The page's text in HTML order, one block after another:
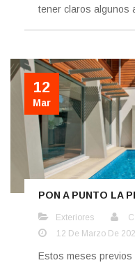
tener claros algunos
12
Mar
PON A PUNTO LA
Exteriores
12 De Marzo De
Estos meses